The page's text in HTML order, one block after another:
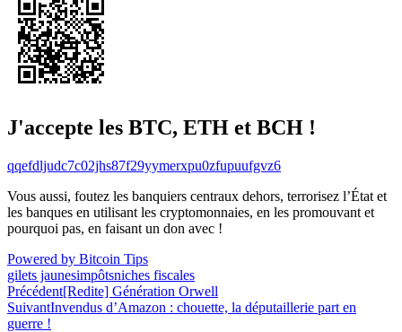
J'accepte les BTC, ETH et BCH !
qqefdljudc7c02jhs87f29yymerxpu0zfupuufgvz6
Vous aussi, foutez les banquiers centraux dehors, terrorisez l’État et
les banques en utilisant les cryptomonnaies, en les promouvant et
pourquoi pas, en faisant un don avec !
Powered by Bitcoin Tips
gilets jaunesimpôtsniches fiscales
Navigation
de
Précédent[Redite] Génération Orwell
SuivantInvendus d’Amazon : chouette, la députaillerie part en
guerre !